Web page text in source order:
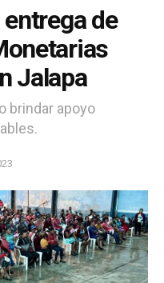
de
Jalapa
brindar apoyo